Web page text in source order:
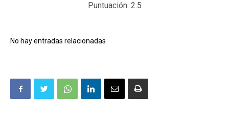
Puntuación: 2.5
No hay entradas relacionadas